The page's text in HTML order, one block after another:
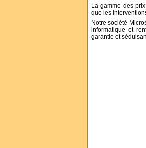
La gamme des
que les
Notre société
informatique et
garantie et